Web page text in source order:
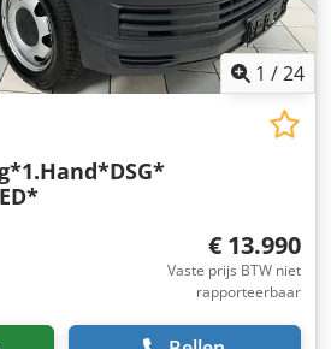
1 /24
€ 13.990
Vaste prijs BTW niet
rapporteerbaar